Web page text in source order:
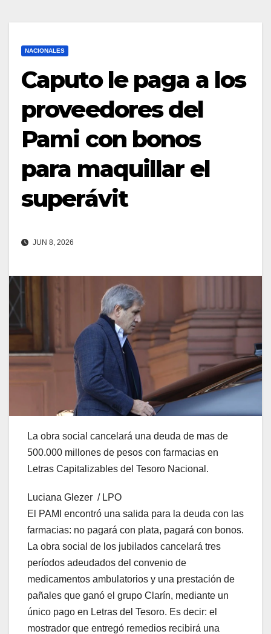
NACIONALES
Caputo le paga a los
proveedores del
Pami con bonos
para maquillar el
superávit
JUN 8, 2026
La obra social cancelará una deuda de mas de
500.000 millones de pesos con farmacias en
Letras Capitalizables del Tesoro Nacional.
Luciana Glezer / LPO
El PAMI encontró una salida para la deuda con las
farmacias: no pagará con plata, pagará con bonos.
La obra social de los jubilados cancelará tres
períodos adeudados del convenio de
medicamentos ambulatorios y una prestación de
pañales que ganó el grupo Clarín, mediante un
único pago en Letras del Tesoro. Es decir: el
mostrador que entregó remedios recibirá una